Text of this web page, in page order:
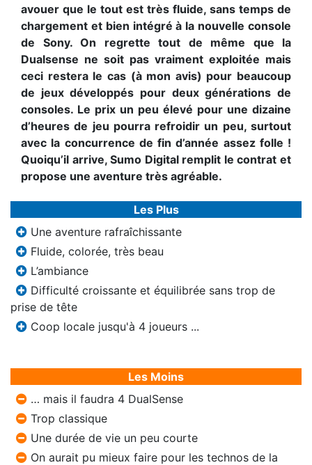
avouer que le tout est très fluide, sans temps de
chargement et bien intégré à la nouvelle console
de Sony. On regrette tout de même que la
Dualsense ne soit pas vraiment exploitée mais
ceci restera le cas (à mon avis) pour beaucoup
de jeux développés pour deux générations de
consoles. Le prix un peu élevé pour une dizaine
d’heures de jeu pourra refroidir un peu, surtout
avec la concurrence de fin d’année assez folle !
Quoiqu’il arrive, Sumo Digital remplit le contrat et
propose une aventure très agréable.
Les Plus
Une aventure rafraîchissante
Fluide, colorée, très beau
L’ambiance
Difficulté croissante et équilibrée sans trop de
prise de tête
Coop locale jusqu'à 4 joueurs ...
Les Moins
… mais il faudra 4 DualSense
Trop classique
Une durée de vie un peu courte
On aurait pu mieux faire pour les technos de la